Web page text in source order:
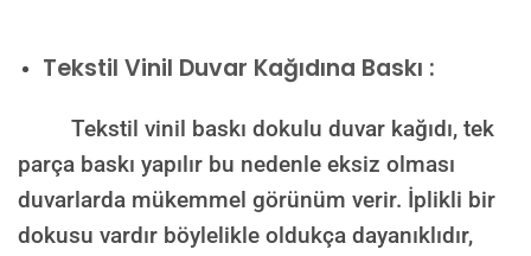
Tekstil Vinil Duvar Kağıdına Baskı :
Tekstil vinil baskı dokulu duvar kağıdı, tek
parça baskı yapılır bu nedenle eksiz olması
duvarlarda mükemmel görünüm verir. İplikli bir
dokusu vardır böylelikle oldukça dayanıklıdır,